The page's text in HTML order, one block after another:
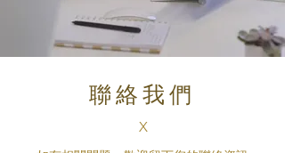
聯絡我們
X